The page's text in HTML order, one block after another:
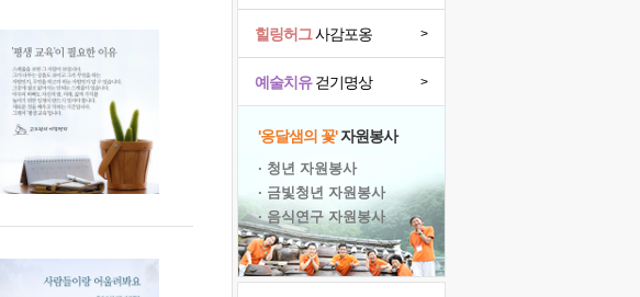
예술치유걷기명상 >
힐링허그사감포옹 >
'옹달샘의 꽃'자원봉사
· 청년 자원봉사
· 금빛청년 자원봉사
· 음식연구 자원봉사